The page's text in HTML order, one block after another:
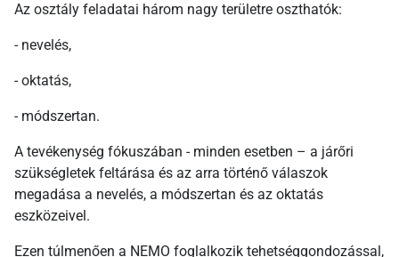
Az osztály feladatai három nagy területre oszthatók:
- nevelés,
- oktatás,
- módszertan.
A tevékenység fókuszában - minden esetben – a járőri
szükségletek feltárása és az arra történő válaszok
megadása a nevelés, a módszertan és az oktatás
eszközeivel.
Ezen túlmenően a NEMO foglalkozik tehetséggondozással,